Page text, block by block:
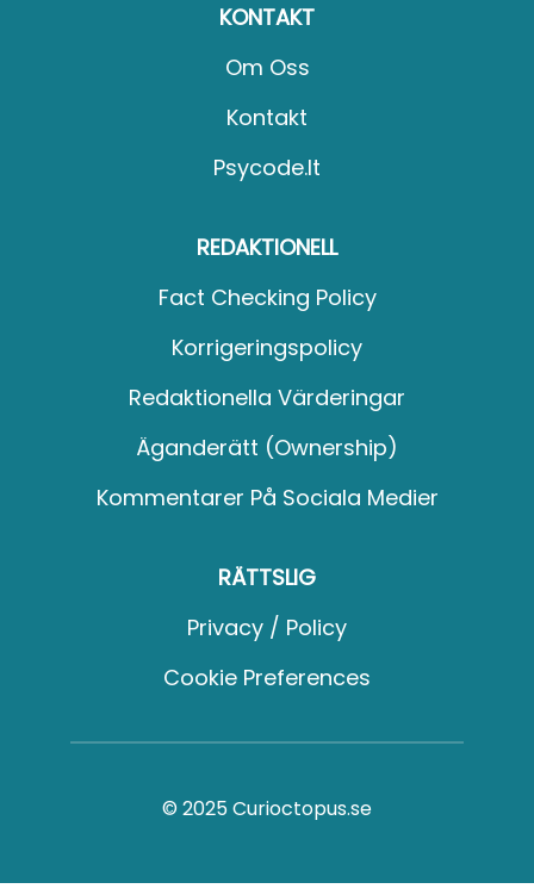
KONTAKT
Om Oss
Kontakt
Psycode.it
REDAKTIONELL
Fact Checking Policy
Korrigeringspolicy
Redaktionella Värderingar
Äganderätt (Ownership)
Kommentarer På Sociala Medier
RÄTTSLIG
Privacy / Policy
Cookie Preferences
© 2025 Curioctopus.se